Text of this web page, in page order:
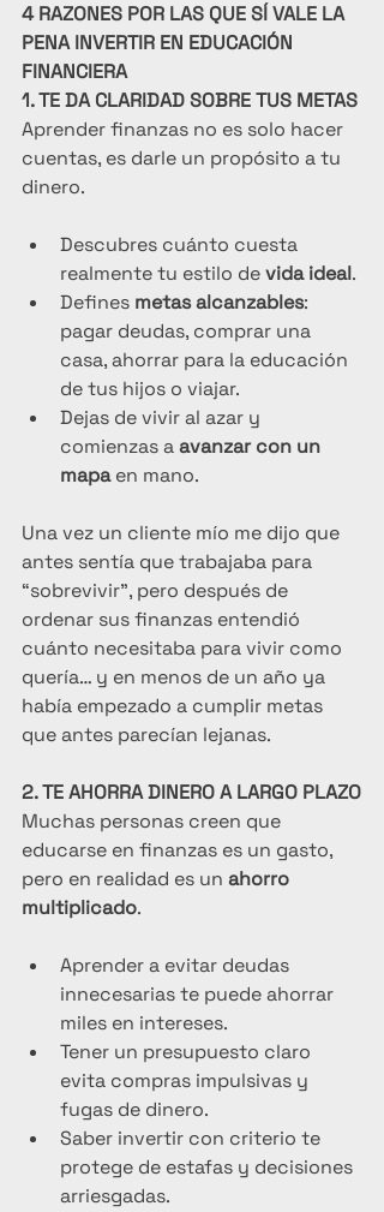
4 RAZONES POR LAS QUE SÍ VALE LA
PENA INVERTIR EN EDUCACIÓN
FINANCIERA
1. TE DA CLARIDAD SOBRE TUS METAS
Aprender finanzas no es solo hacer
cuentas, es darle un propósito a tu
dinero.
Descubres cuánto cuesta
realmente tu estilo de vida ideal.
Defines metas alcanzables:
pagar deudas, comprar una
casa, ahorrar para la educación
de tus hijos o viajar.
Dejas de vivir al azar y
comienzas a avanzar con un
mapa en mano.
Una vez un cliente mío me dijo que
antes sentía que trabajaba para
“sobrevivir”, pero después de
ordenar sus finanzas entendió
cuánto necesitaba para vivir como
quería… y en menos de un año ya
había empezado a cumplir metas
que antes parecían lejanas.
2. TE AHORRA DINERO A LARGO PLAZO
Muchas personas creen que
educarse en finanzas es un gasto,
pero en realidad es un ahorro
multiplicado.
Aprender a evitar deudas
innecesarias te puede ahorrar
miles en intereses.
Tener un presupuesto claro
evita compras impulsivas y
fugas de dinero.
Saber invertir con criterio te
protege de estafas y decisiones
arriesgadas.